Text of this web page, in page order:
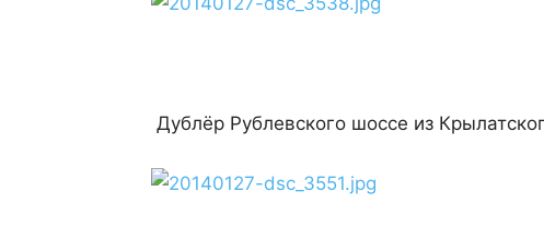
Дублёр Рублевского шоссе из